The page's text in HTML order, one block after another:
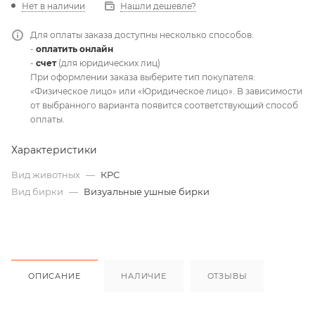
Нет в наличии Нашли дешевле?
Для оплаты заказа доступны несколько способов:
- оплатить онлайн
- счет(для юридических лиц)
При оформлении заказа выберите тип покупателя:
«Физическое лицо» или «Юридическое лицо». В зависимости
от выбранного варианта появится соответствующий способ
оплаты.
Характеристики
Вид животных — КРС
Вид бирки — Визуальные ушные бирки
ОПИСАНИЕ НАЛИЧИЕ ОТЗЫВЫ